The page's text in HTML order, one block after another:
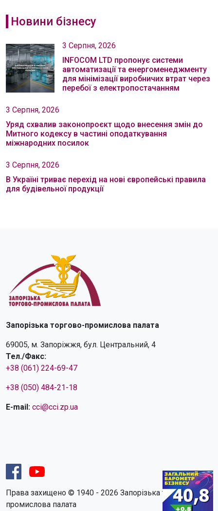
Новини бізнесу
3 Серпня, 2026
INFOCOM LTD пропонує системи
автоматизації та енергоменеджменту
для мінімізації виробничих втрат через
перебої з електропостачанням
3 Серпня, 2026
Уряд схвалив законопроєкт щодо внесення змін до
Митного кодексу в частині оподаткування
міжнародних посилок
3 Серпня, 2026
В Україні триває перехід на нові європейські правила
для будівельної продукції
Запорізька торгово-промислова палата
69005, м. Запоріжжя, бул. Центральний, 4
Тел./Факс:
+38 (061) 224-69-47
+38 (050) 484-21-18
E-mail: cci@cci.zp.ua
Права захищено © 1940 - 2026 Запорізька торгово-
промислова палата